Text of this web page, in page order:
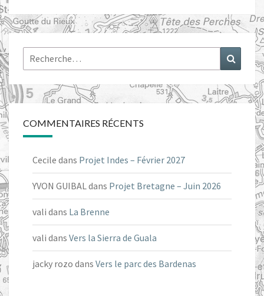
Rechercher :
COMMENTAIRES RÉCENTS
Cecile dans Projet Indes – Février 2027
YVON GUIBAL dans Projet Bretagne – Juin 2026
vali dans La Brenne
vali dans Vers la Sierra de Guala
jacky rozo dans Vers le parc des Bardenas